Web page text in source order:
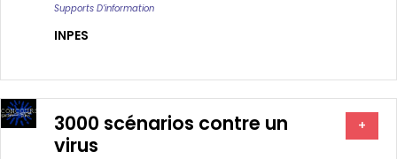
Supports D’information
INPES
3000 scénarios contre un
virus
+